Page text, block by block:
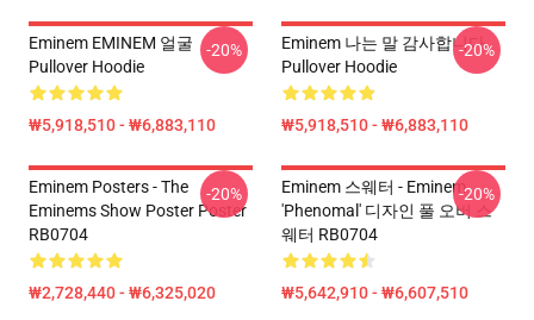
Eminem EMINEM 얼굴
Pullover Hoodie
₩5,918,510 - ₩6,883,110
-20%
Eminem 나는 말 감사합니다
Pullover Hoodie
₩5,918,510 - ₩6,883,110
-20%
Eminem Posters - The
Eminems Show Poster Poster
RB0704
₩2,728,440 - ₩6,325,020
-20%
Eminem 스웨터 - Eminem
'Phenomal' 디자인 풀 오버 스
웨터 RB0704
₩5,642,910 - ₩6,607,510
-20%